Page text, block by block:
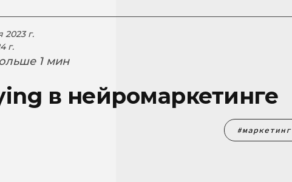
2023 г.
г.
1 мин
в нейромаркетинге
маркетинг